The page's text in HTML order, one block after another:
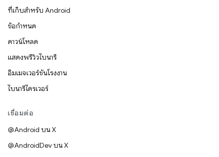
ที่เก็บสำหรับ Android
ข้อกำหนด
ดาวน์โหลด
แสดงพรีวิวไบนารี
อิมเมจเวอร์ชันโรงงาน
ไบนารีไดรเวอร์
เชื่อมต่อ
@Android บน X
@AndroidDev บน X